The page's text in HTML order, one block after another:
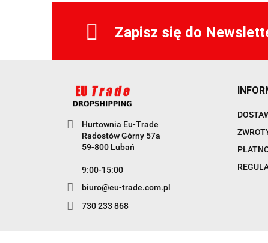
Zapisz się do
Hurtownia Eu-Trade
Radostów Górny 57a
59-800 Lubań
9:00-15:00
biuro@eu-trade.com.pl
730 233 868